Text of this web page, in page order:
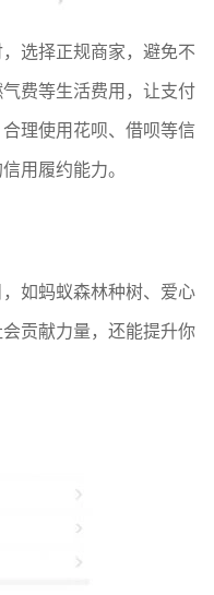
选择正规商家，避免不
费等生活费用，让支付
理使用花呗、借呗等信
用履约能力。
如蚂蚁森林种树、爱心
贡献力量，还能提升你